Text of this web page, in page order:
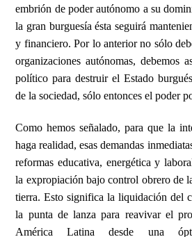
embrión de poder autónomo a su
la gran burguesía ésta seguirá
y financiero. Por lo anterior no sólo
organizaciones autónomas, debemos
político para destruir el Estado
de la sociedad, sólo entonces el poder
Como hemos señalado, para que la
haga realidad, esas demandas
reformas educativa, energética y
la expropiación bajo control obrero de
tierra. Esto significa la liquidación del
la punta de lanza para reavivar el
América Latina desde una